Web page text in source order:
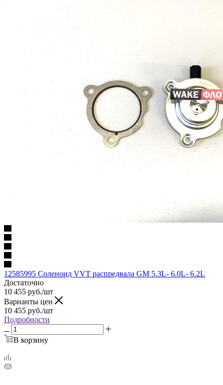
12585995 Соленоид VVT распредвала GM 5.3L- 6.0L- 6.2L
Достаточно
10 455 руб./шт
Варианты цен
10 455 руб./шт
Подробности
В корзину